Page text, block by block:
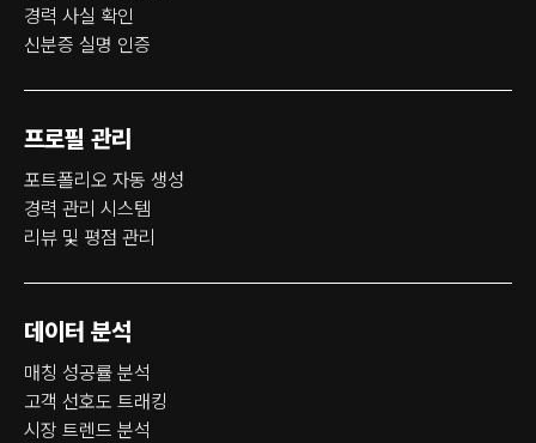
경력 사실 확인
신분증 실명 인증
프로필 관리
포트폴리오 자동 생성
경력 관리 시스템
리뷰 및 평점 관리
데이터 분석
매칭 성공률 분석
고객 선호도 트래킹
시장 트렌드 분석